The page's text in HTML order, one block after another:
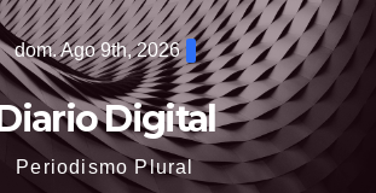
dom. Ago 9th, 2026
Digital
Periodismo Plural